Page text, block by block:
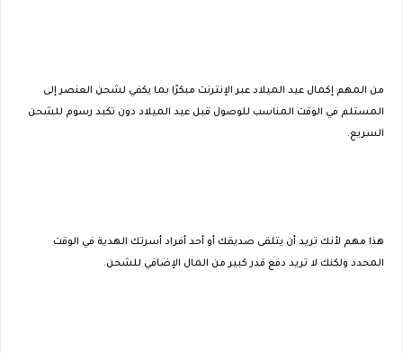
من المهم إكمال عيد الميلاد عبر الإنترنت مبكرًا بما يكفي لشحن العنصر إلى
المستلم في الوقت المناسب للوصول قبل عيد الميلاد دون تكبد رسوم للشحن
السريع.
هذا مهم لأنك تريد أن يتلقى صديقك أو أحد أفراد أسرتك الهدية في الوقت
المحدد ولكنك لا تريد دفع قدر كبير من المال الإضافي للشحن.